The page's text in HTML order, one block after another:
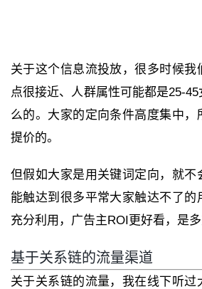
关于这个信息流投放，很多时候我
点很接近、人群属性可能都是25-
么的。大家的定向条件高度集中，
提价的。
但假如大家是用关键词定向，就不
能触达到很多平常大家触达不了的
充分利用，广告主ROI更好看，是多
基于关系链的流量渠道
关于关系链的流量，我在线下听过